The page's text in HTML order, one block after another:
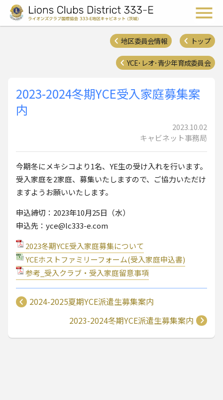
ライオンズクラ
トップ
地区委員会情報
YCE･レオ･青少年育成委員会
2023-2024冬期YCE受入家庭募集案
内
2023.10.02
キャビネット事務局
今期冬にメキシコより1名、YE生の受け入れを行います。
受入家庭を2家庭、募集いたしますので、ご協力いただけ
ますようお願いいたします。
申込締切：2023年10月25日（水）
申込先：yce@lc333-e.com
2023冬期YCE受入家庭募集について
YCEホストファミリーフォーム(受入家庭申込書)
参考_受入クラブ・受入家庭留意事項
2024-2025夏期YCE派遣生募集案内
2023-2024冬期YCE派遣生募集案内